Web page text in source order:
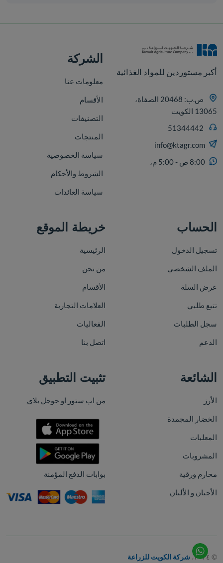
أكبر مستوردين للمواد الغذائية
ص.ب: 20468 الصفاة،
13065 الكويت
info@ktagr.com
8:00 ص - 5:00 م،
الشركة
معلومات عنا
الأقسام
التصنيفات
المنتجات
سياسة الخصوصية
الشروط والأحكام
سياسة العائدات
الحساب
تسجيل الدخول
الملف الشخصي
عرض السلة
تتبع طلبي
سجل الطلبات
الدعم
خريطة الموقع
الرئيسية
من نحن
الأقسام
العلامات التجارية
الفعاليات
اتصل بنا
الشائعة
الأرز
الخضار المجمدة
المعلبات
المشروبات
محارم ورقية
الأجبان و الألبان
تثبيت التطبيق
من اب ستور او جوجل بلاي
بوابات الدفع المؤمنة
© ٢٠٢٤، شركة الكويت للزراعة